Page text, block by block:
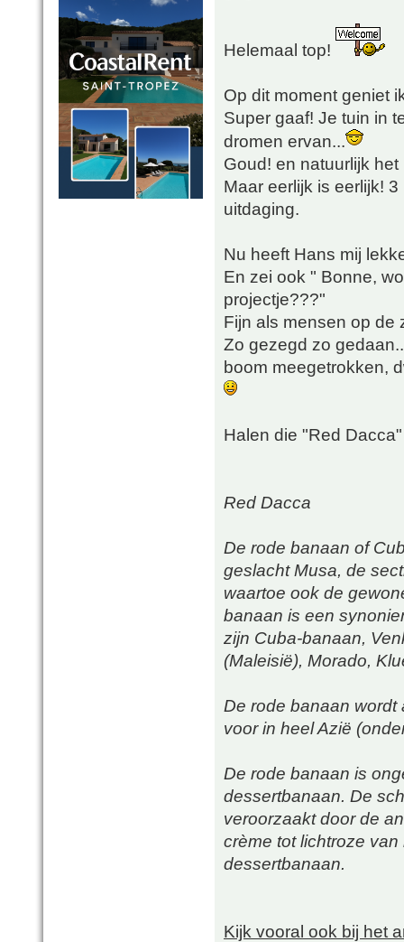
Helemaal top!
Op dit moment geniet
Super gaaf! Je tuin in
dromen ervan...
Goud! en natuurlijk
Maar eerlijk is eerlijk!
uitdaging.
Nu heeft Hans mij
En zei ook " Bonne,
projectje???"
Fijn als mensen op de
Zo gezegd zo
boom meegetrokken,
Halen die "Red
Red Dacca
De rode banaan of
geslacht Musa, de
waartoe ook de
banaan is een
zijn Cuba-banaan,
(Maleisië), Morado,
De rode banaan
voor in heel Azië
De rode banaan is
dessertbanaan. De
veroorzaakt door de
crème tot lichtroze
dessertbanaan.
Kijk vooral ook bij het